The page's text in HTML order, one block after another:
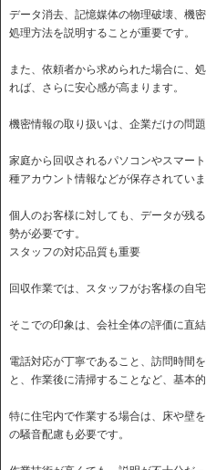
データ消去、記憶媒体の物理破壊、機
処理方法を説明することが重要です。
また、依頼者から求められた場合に、
れば、さらに安心感が高まります。
機密情報の取り扱いは、企業だけの問題
家庭から回収されるパソコンやスマー
種アカウント情報などが保存されていま
個人のお客様に対しても、データが残
勢が必要です。
スタッフの対応品質も重要
回収作業では、スタッフがお客様の自
そこでの印象は、会社全体の評価に直結
電話対応が丁寧であること、訪問時間
と、作業後に清掃することなど、基本
特に住宅内で作業する場合は、床や壁
の騒音配慮も必要です。